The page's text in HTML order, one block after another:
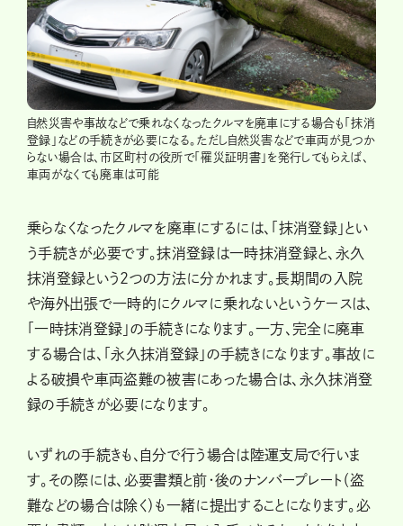
自然災害や事故などで乗れなくなったクルマを廃車にする場合も「抹消
登録」などの手続きが必要になる。ただし自然災害などで車両が見つか
らない場合は、市区町村の役所で「罹災証明書」を発行してもらえば、
車両がなくても廃車は可能
乗らなくなったクルマを廃車にするには、「抹消登録」とい
う手続きが必要です。抹消登録は一時抹消登録と、永久
抹消登録という2つの方法に分かれます。長期間の入院
や海外出張で一時的にクルマに乗れないというケースは、
「一時抹消登録」の手続きになります。一方、完全に廃車
する場合は、「永久抹消登録」の手続きになります。事故に
よる破損や車両盗難の被害にあった場合は、永久抹消登
録の手続きが必要になります。
いずれの手続きも、自分で行う場合は陸運支局で行いま
す。その際には、必要書類と前・後のナンバープレート（盗
難などの場合は除く）も一緒に提出することになります。必